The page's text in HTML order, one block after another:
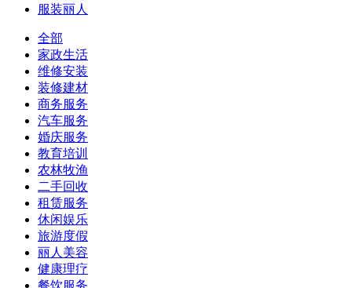
服装丽人
全部
家政生活
维修安装
装修建材
商务服务
汽车服务
婚庆服务
教育培训
农林牧渔
二手回收
租赁服务
休闲娱乐
旅游度假
丽人美容
健康理疗
餐饮服务